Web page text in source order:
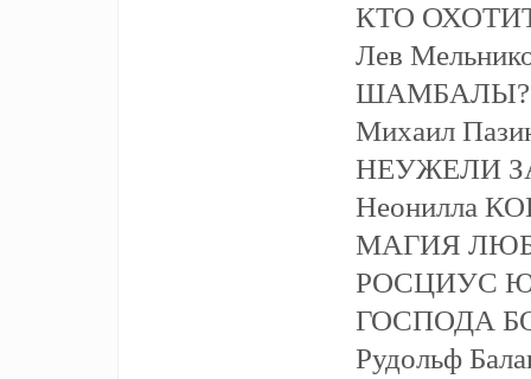
КТО
Лев
ШАМБАЛЫ?
Михаил
НЕУЖЕЛИ
Неонилла
МАГИЯ
РОСЦИУС
ГОСПОДА
Рудольф